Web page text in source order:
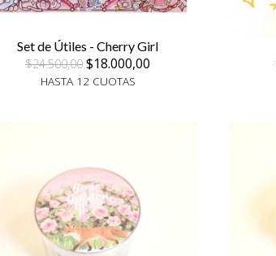
Set de Útiles - Cherry Girl
$24.500,00 $18.000,00
HASTA 12 CUOTAS